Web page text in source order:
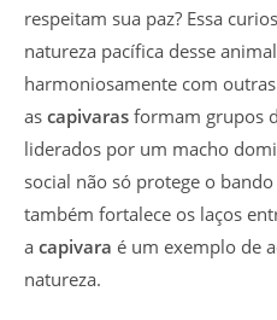
respeitam sua paz? Essa
natureza pacífica desse
harmoniosamente com outras
as capivaras formam grupos
liderados por um macho
social não só protege o
também fortalece os laços
a capivara é um exemplo de
natureza.